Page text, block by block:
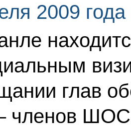
2009 года
глав
членов